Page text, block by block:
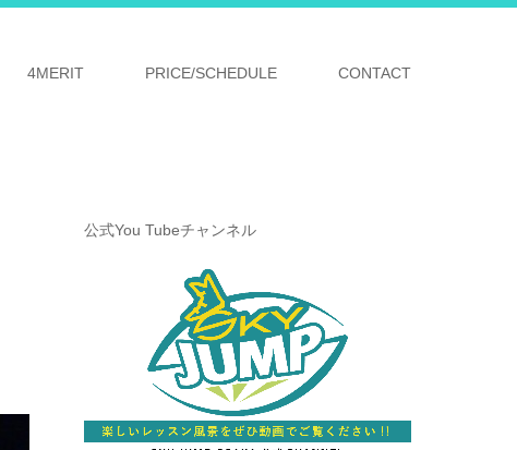
4MERIT PRICE/SCHEDULE CONTACT
公式You Tubeチャンネル